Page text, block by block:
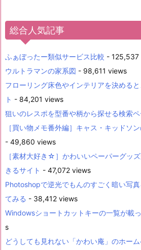
総合人気記事
ふぁぼったー類似サービス比較 - 125,537
ウルトラマンの家系図 - 98,611 views
フローリング床色やインテリアを決める
ト - 84,201 views
狙いのレスポを型番や柄から探せる検索
［買い物メモ番外編］キャス・キッドソ
- 49,860 views
［素材大好き☆］かわいいペーパーグッ
きるサイト - 47,072 views
Photoshopで逆光でもんのすごく暗い写
てみる - 38,412 views
Windowsショートカットキーの一覧が載
s
どうしても見れない「かわい庵」のホー